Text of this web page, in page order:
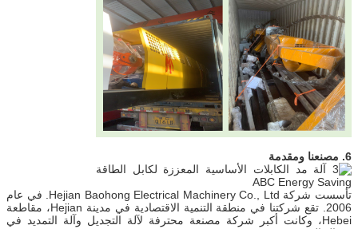
6. مصنعنا ومقدمة
تأسست شركة Hejian Baohong Electrical Machinery Co., Ltd. في عام
2006. تقع شركتنا في منطقة التنمية الاقتصادية في مدينة Hejian، مقاطعة
Hebei، وكانت أكبر شركة مصنعة محترفة لآلة التجديل وآلة التمديد في